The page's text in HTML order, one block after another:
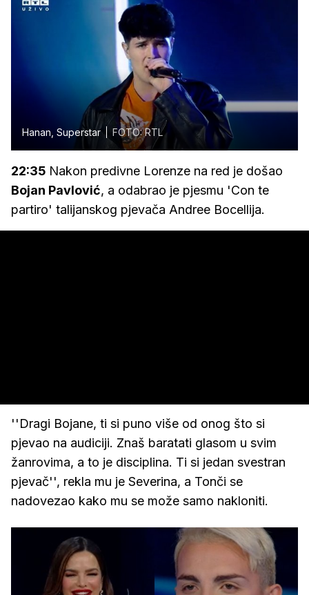
Hanan, Superstar FOTO: RTL
22:35 Nakon predivne Lorenze na red je došao
Bojan Pavlović, a odabrao je pjesmu 'Con te
partiro' talijanskog pjevača Andree Bocellija.
''Dragi Bojane, ti si puno više od onog što si
pjevao na audiciji. Znaš baratati glasom u svim
žanrovima, a to je disciplina. Ti si jedan svestran
pjevač'', rekla mu je Severina, a Tonči se
nadovezao kako mu se može samo nakloniti.